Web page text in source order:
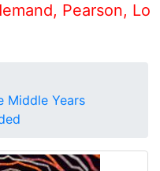
Pearson,
Middle Years